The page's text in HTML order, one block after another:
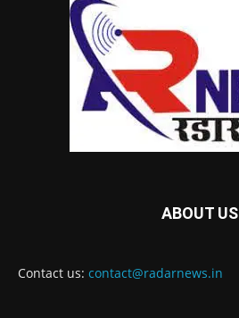
ABOUT US
Contact us: contact@radarnews.in